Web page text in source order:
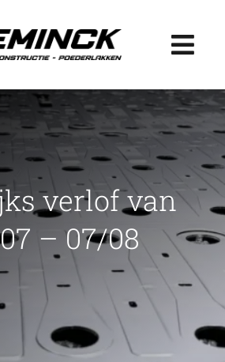
verlof van
– 07/08